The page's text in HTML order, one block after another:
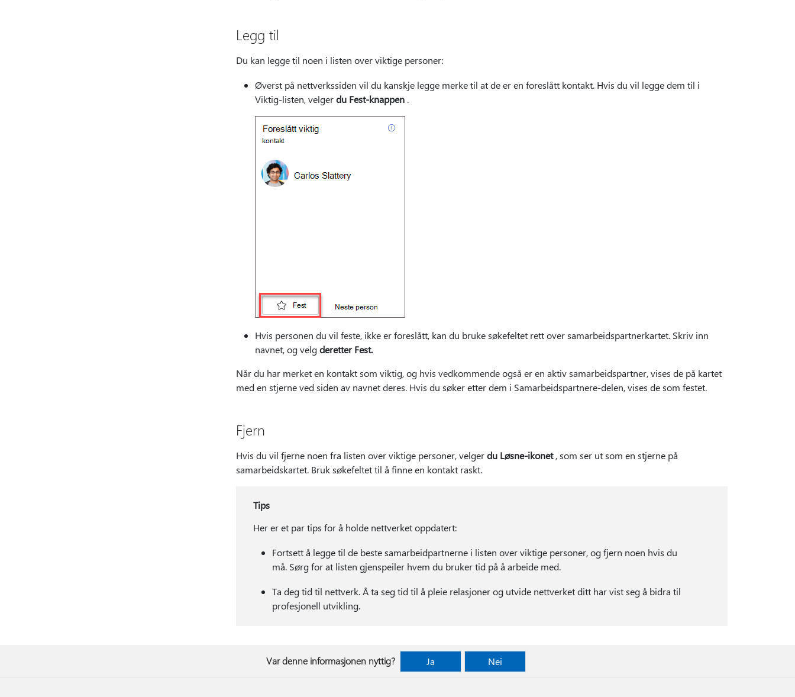
Legg til
Du kan legge til noen i listen over viktige personer:
Øverst på nettverkssiden vil du kanskje legge merke til at de er en foreslått kontakt. Hvis du vil legge dem til i
Viktig-listen, velgerdu Fest-knappen .
Hvis personen du vil feste, ikke er foreslått, kan du bruke søkefeltet rett over samarbeidspartnerkartet. Skriv inn
navnet, og velgderetter Fest.
Når du har merket en kontakt som viktig, og hvis vedkommende også er en aktiv samarbeidspartner, vises de på kartet
med en stjerne ved siden av navnet deres. Hvis du søker etter dem i Samarbeidspartnere-delen, vises de som festet.
Fjern
Hvis du vil fjerne noen fra listen over viktige personer, velgerdu Løsne-ikonet, som ser ut som en stjerne på
samarbeidskartet. Bruk søkefeltet til å finne en kontakt raskt.
Tips
Her er et par tips for å holde nettverket oppdatert:
Fortsett å legge til de beste samarbeidpartnerne i listen over viktige personer, og fjern noen hvis du
må. Sørg for at listen gjenspeiler hvem du bruker tid på å arbeide med.
Ta deg tid til nettverk. Å ta seg tid til å pleie relasjoner og utvide nettverket ditt har vist seg å bidra til
profesjonell utvikling.
Var denne informasjonen nyttig? Ja Nei